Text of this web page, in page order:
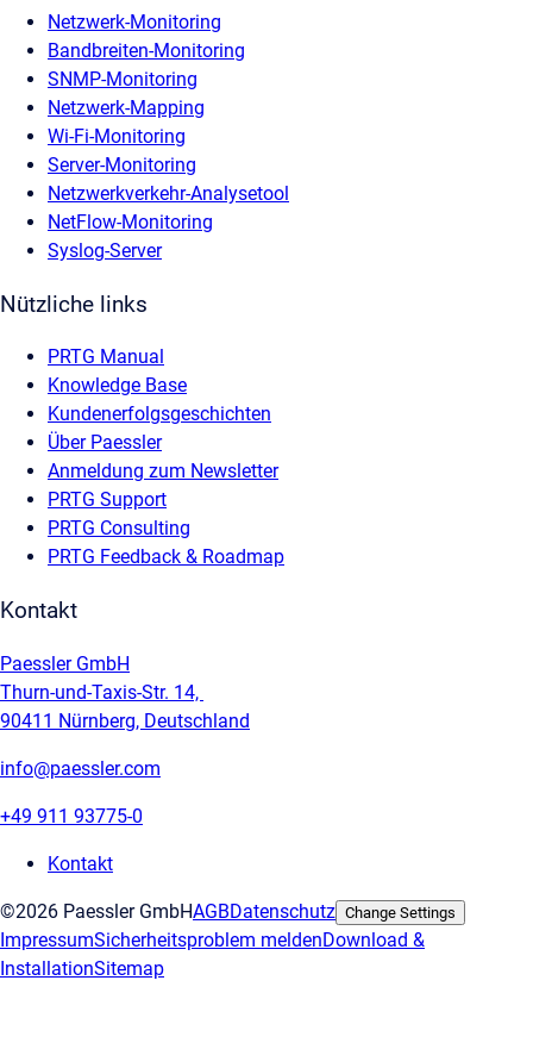
Netzwerk-Monitoring
Bandbreiten-Monitoring
SNMP-Monitoring
Netzwerk-Mapping
Wi-Fi-Monitoring
Server-Monitoring
Netzwerkverkehr-Analysetool
NetFlow-Monitoring
Syslog-Server
Nützliche links
PRTG Manual
Knowledge Base
Kundenerfolgsgeschichten
Über Paessler
Anmeldung zum Newsletter
PRTG Support
PRTG Consulting
PRTG Feedback & Roadmap
Kontakt
Paessler GmbH
Thurn-und-Taxis-Str. 14,
90411 Nürnberg, Deutschland
info@paessler.com
+49 911 93775-0
Kontakt
©2026 Paessler GmbHAGBDatenschutz Change Settings
ImpressumSicherheitsproblem meldenDownload &
InstallationSitemap